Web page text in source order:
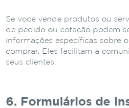
Se você vende produtos ou
de pedido ou cotação podem
informações específicas sobre
comprar. Eles facilitam a
seus clientes.
6. Formulários de